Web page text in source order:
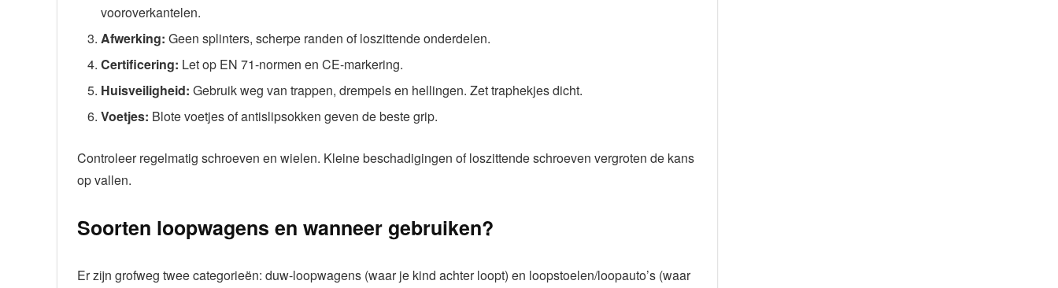
vooroverkantelen.
Afwerking: Geen splinters, scherpe randen of loszittende onderdelen.
Certificering: Let op EN 71-normen en CE-markering.
Huisveiligheid: Gebruik weg van trappen, drempels en hellingen. Zet traphekjes dicht.
Voetjes: Blote voetjes of antislipsokken geven de beste grip.
Controleer regelmatig schroeven en wielen. Kleine beschadigingen of loszittende schroeven vergroten de kans
op vallen.
Soorten loopwagens en wanneer gebruiken?
Er zijn grofweg twee categorieën: duw-loopwagens (waar je kind achter loopt) en loopstoelen/loopauto’s (waar